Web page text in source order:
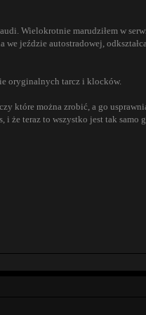
Wielokrotnie marudziłem w
jeździe autostradowej,
oryginalnych tarcz i klocków.
które można zrobić, a go
i że teraz to wszystko jest tak samo